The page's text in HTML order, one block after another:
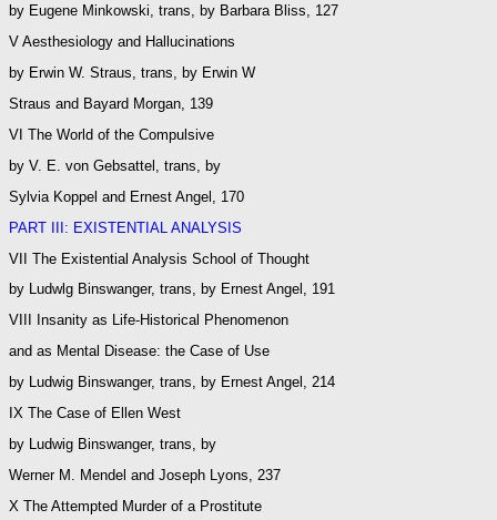
by Eugene Minkowski, trans, by Barbara Bliss, 127
V Aesthesiology and Hallucinations
by Erwin W. Straus, trans, by Erwin W
Straus and Bayard Morgan, 139
VI The World of the Compulsive
by V. E. von Gebsattel, trans, by
Sylvia Koppel and Ernest Angel, 170
PART III: EXISTENTIAL ANALYSIS
VII The Existential Analysis School of Thought
by Ludwlg Binswanger, trans, by Ernest Angel, 191
VIII Insanity as Life-Historical Phenomenon
and as Mental Disease: the Case of Use
by Ludwig Binswanger, trans, by Ernest Angel, 214
IX The Case of Ellen West
by Ludwig Binswanger, trans, by
Werner M. Mendel and Joseph Lyons, 237
X The Attempted Murder of a Prostitute